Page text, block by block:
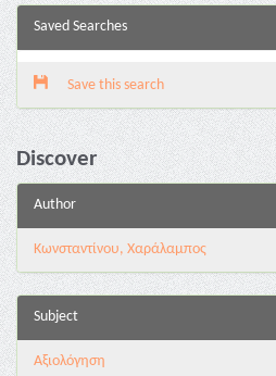
Saved Searches
Save this search
Discover
Author
Κωνσταντίνου, Χαράλαμπος
Subject
Αξιολόγηση